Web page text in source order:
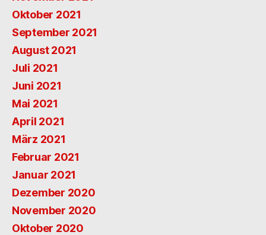
Oktober 2021
September 2021
August 2021
Juli 2021
Juni 2021
Mai 2021
April 2021
März 2021
Februar 2021
Januar 2021
Dezember 2020
November 2020
Oktober 2020